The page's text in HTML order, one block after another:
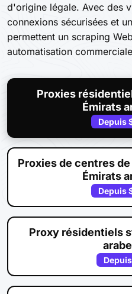
d'origine légale. Avec des
connexions sécurisées et
permettent un scraping
automatisation
Proxies
Émirats
Depuis
Proxies de centres
Émirats
Depuis
Proxy résidentiels
Depuis